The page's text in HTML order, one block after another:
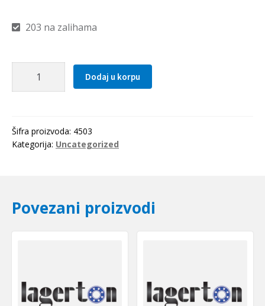
203 na zalihama
količina
Dodaj u korpu
Šifra proizvoda: 4503
Kategorija: Uncategorized
Povezani proizvodi